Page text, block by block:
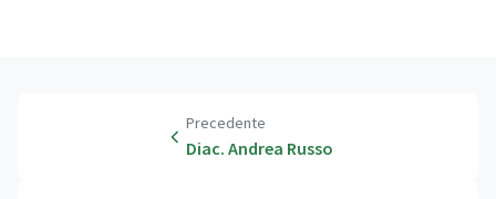
Precedente
Diac. Andrea Russo